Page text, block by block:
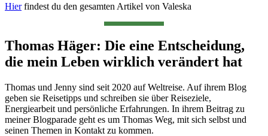
Hierfindest du den gesamten Artikel von Valeska
Thomas Häger: Die eine Entscheidung,
die mein Leben wirklich verändert hat
Thomas und Jenny sind seit 2020 auf Weltreise. Auf ihrem Blog
geben sie Reisetipps und schreiben sie über Reiseziele,
Energiearbeit und persönliche Erfahrungen. In ihrem Beitrag zu
meiner Blogparade geht es um Thomas Weg, mit sich selbst und
seinen Themen in Kontakt zu kommen.